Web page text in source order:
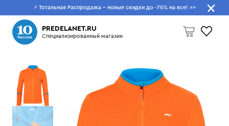
⚡ Тотальная Распродажа - новые скидки до -75% на все! >>
PREDELANET.RU
Специализированный магазин
Пусто
Что будем искать?